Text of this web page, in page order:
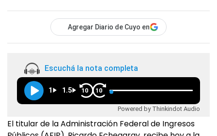
Agregar Diario de Cuyo en
Escuchá la nota completa
1 1.5 10 10
Powered by Thinkindot Audio
El titular de la Administración Federal de Ingresos